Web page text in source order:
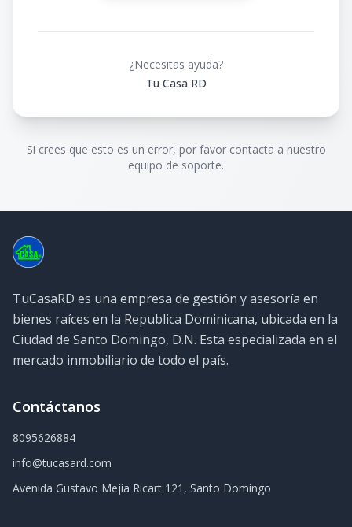
¿Necesitas ayuda?
Tu Casa RD
Si crees que esto es un error, por favor contacta a nuestro
equipo de soporte.
TuCasaRD es una empresa de gestión y asesoría en
bienes raíces en la Republica Dominicana, ubicada en la
Ciudad de Santo Domingo, D.N. Esta especializada en el
mercado inmobiliario de todo el país.
Contáctanos
8095626884
info@tucasard.com
Avenida Gustavo Mejía Ricart 121, Santo Domingo